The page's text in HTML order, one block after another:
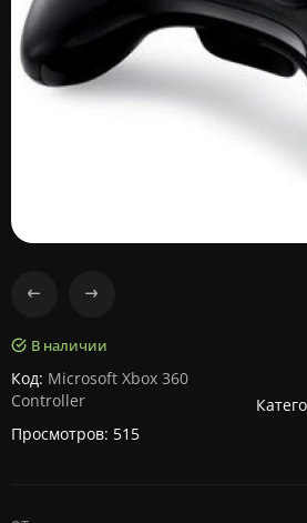
В наличии
Код: Microsoft Xbox 360
Controller
Просмотров: 515